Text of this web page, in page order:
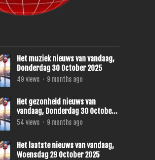
Het muziek nieuws van vandaag,
Donderdag 30 October 2025
49 views · 9 months ago
Het gezonheid nieuws van
vandaag, Donderdag 30 October
2025
54 views · 9 months ago
Het laatste nieuws van vandaag,
Woensdag 29 October 2025